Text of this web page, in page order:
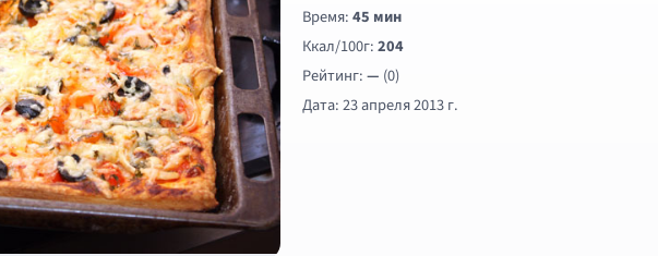
Время:45 мин
Ккал/100г:204
Рейтинг:— (0)
Дата: 23 апреля 2013 г.